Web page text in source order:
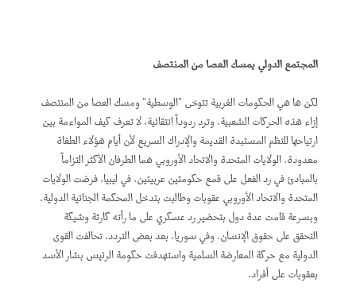
المجتمع الدولي يمسك العصا من المنتصف
لكن ها هي الحكومات الغربية تتوخى "الوسطية" ومسك العصا من المنتصف
إزاء هذه الحركات الشعبية، وترد ردوداً انتقائية، لا تعرف كيف المواءمة بين
ارتياحها للنظم المستبدة القديمة والإدراك السريع لأن أيام هؤلاء الطغاة
معدودة. الولايات المتحدة والاتحاد الأوروبي هما الطرفان الأكثر التزاماً
بالمبادئ في رد الفعل على قمع حكومتين عربيتين. في ليبيا، فرضت الولايات
المتحدة والاتحاد الأوروبي عقوبات وطالبت بتدخل المحكمة الجنائية الدولية.
وبسرعة قامت عدة دول بتحضير رد عسكري على ما رأته كارثة وشيكة
التحقق على حقوق الإنسان. وفي سوريا، بعد بعض التردد، تحالفت القوى
الدولية مع حركة المعارضة السلمية واستهدفت حكومة الرئيس بشار الأسد
بعقوبات على أفراد.